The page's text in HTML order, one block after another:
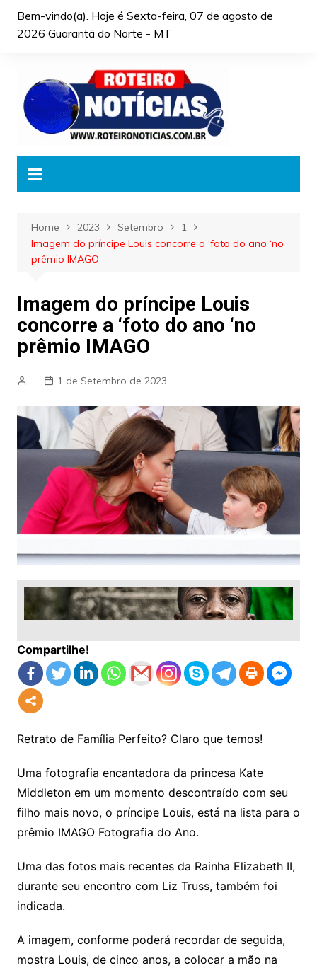
Bem-vindo(a). Hoje é Sexta-feira, 07 de agosto de
2026 Guarantã do Norte - MT
Home 2023 Setembro
1
Imagem do príncipe Louis concorre a ‘foto do ano ‘no
prêmio IMAGO
Imagem do príncipe Louis
concorre a ‘foto do ano ‘no
prêmio IMAGO
1 de Setembro de 2023
Compartilhe!
Retrato de Família Perfeito? Claro que temos!
Uma fotografia encantadora da princesa Kate
Middleton em um momento descontraído com seu
filho mais novo, o príncipe Louis, está na lista para o
prêmio IMAGO Fotografia do Ano.
Uma das fotos mais recentes da Rainha Elizabeth II,
durante seu encontro com Liz Truss, também foi
indicada.
A imagem, conforme poderá recordar de seguida,
mostra Louis, de cinco anos, a colocar a mão na